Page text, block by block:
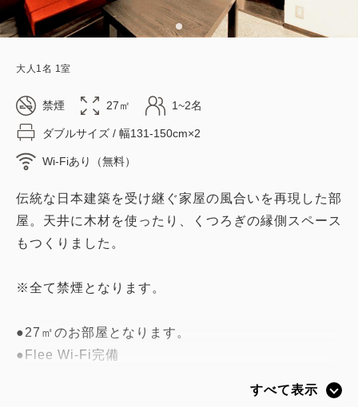
大人 1 名 1 室
禁煙 27㎡ 1~2名
ダブルサイズ / 幅131-150cm×2
Wi-Fiあり（無料）
伝統な日本建築を受け継ぐ家屋の風合いを再現した部
屋。天井に木材を使ったり、くつろぎの縁側スペース
もつくりました。
※全て禁煙となります。
●27㎡のお部屋となります。
●Flee Wi-Fi完備
●英国王室御用達の栄誉を受けた、英国スランバーラ
すべて表示